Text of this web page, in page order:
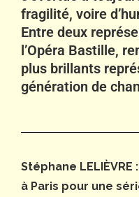
fragilité, voire
Entre deux
l’Opéra Bastille,
plus brillants
génération de
Stéphane LELIÈVRE :
à Paris pour une